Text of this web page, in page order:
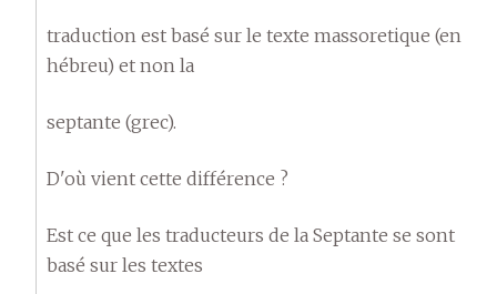
traduction est basé sur le texte massoretique (en
hébreu) et non la
septante (grec).
D'où vient cette différence ?
Est ce que les traducteurs de la Septante se sont
basé sur les textes